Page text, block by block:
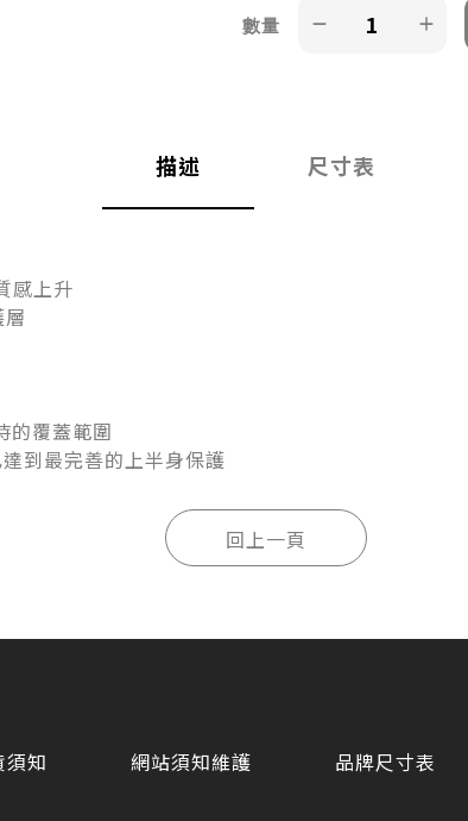
數量
描述 尺寸表
感上升
的覆蓋範圍
到最完善的上半身保護
須知 網站須知維護 品牌尺寸表